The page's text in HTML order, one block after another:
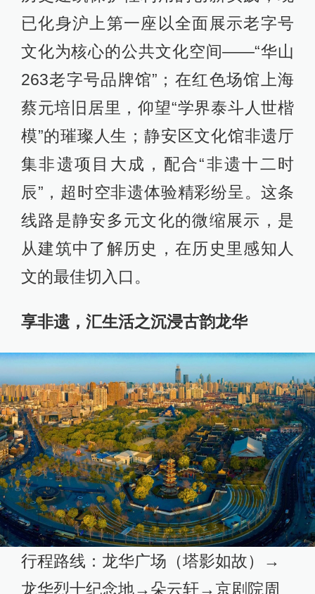
已化身沪上第一座以全面展示老字号
文化为核心的公共文化空间——“华山
263老字号品牌馆”；在红色场馆上海
蔡元培旧居里，仰望“学界泰斗人世楷
模”的璀璨人生；静安区文化馆非遗厅
集非遗项目大成，配合“非遗十二时
辰”，超时空非遗体验精彩纷呈。这条
线路是静安多元文化的微缩展示，是
从建筑中了解历史，在历史里感知人
文的最佳切入口。
享非遗，汇生活之沉浸古韵龙华
行程路线：龙华广场（塔影如故）→
龙华烈士纪念地→朵云轩→京剧院周